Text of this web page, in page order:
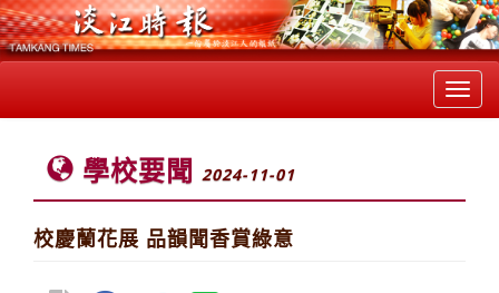
學校要聞 2024-11-01
校慶蘭花展 品韻聞香賞綠意